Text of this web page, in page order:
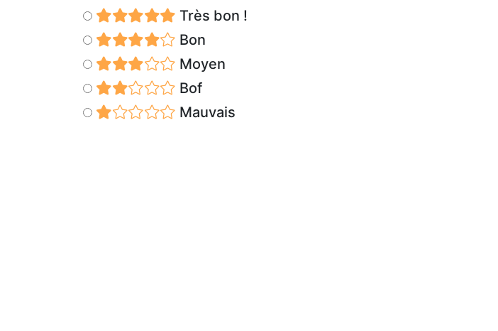
Très bon !
Bon
Moyen
Bof
Mauvais